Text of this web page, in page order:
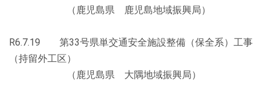
（鹿児島県 鹿児島地域振興局）
R6.7.19 第33号県単交通安全施設整備（保全系）工事
（持留外工区）
（鹿児島県 大隅地域振興局）